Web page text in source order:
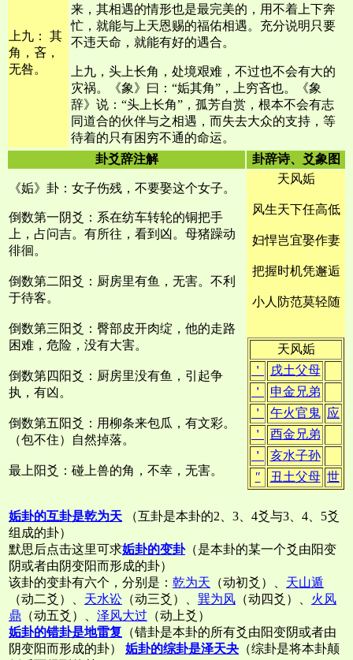
上九： 其
角，吝，
无咎。
来，其相遇的情形也是最完美的，用不着上下奔
忙，就能与上天恩赐的福佑相遇。充分说明只要
不违天命，就能有好的遇合。
上九，头上长角，处境艰难，不过也不会有大的
灾祸。《象》曰：“姤其角”，上穷吝也。《象
辞》说：“头上长角”，孤芳自赏，根本不会有志
同道合的伙伴与之相遇，而失去大众的支持，等
待着的只有困穷不通的命运。
卦爻辞注解
卦辞诗、爻象图
《姤》卦：女子伤残，不要娶这个女子。
倒数第一阴爻：系在纺车转轮的铜把手
上，占问吉。有所往，看到凶。母猪躁动
徘徊。
倒数第二阳爻：厨房里有鱼，无害。不利
于待客。
倒数第三阳爻：臀部皮开肉绽，他的走路
困难，危险，没有大害。
倒数第四阳爻：厨房里没有鱼，引起争
执，有凶。
倒数第五阳爻：用柳条来包瓜，有文彩。
（包不住）自然掉落。
最上阳爻：碰上兽的角，不幸，无害。
天风姤
风生天下任高低
妇悍岂宜娶作妻
把握时机凭邂逅
小人防范莫轻随
天风姤
＇
戌土父母
＇
申金兄弟
＇
午火官鬼 应
＇
酉金兄弟
＇
亥水子孙
″
丑土父母 世
姤卦的互卦是乾为天 （互卦是本卦的2、3、4爻与3、4、5爻
组成的卦）
默思后点击这里可求姤卦的变卦（是本卦的某一个爻由阳变
阴或者由阴变阳而形成的卦）
该卦的变卦有六个，分别是： 乾为天 （动初爻）、 天山遁
（动二爻）、 天水讼 （动三爻）、 巽为风 （动四爻）、 火风
鼎 （动五爻）、 泽风大过 （动上爻）
姤卦的错卦是地雷复 （错卦是本卦的所有爻由阳变阴或者由
阴变阳而形成的卦） 姤卦的综卦是泽天夬 （综卦是将本卦颠